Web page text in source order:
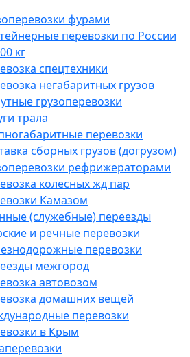
фурами
перевозки по России
кг
спецтехники
негабаритных грузов
грузоперевозки
трала
перевозки
сборных грузов (догрузом)
рефрижераторами
колесных жд пар
Камазом
(служебные) переезды
и речные перевозки
перевозки
межгород
автовозом
домашних вещей
перевозки
в Крым